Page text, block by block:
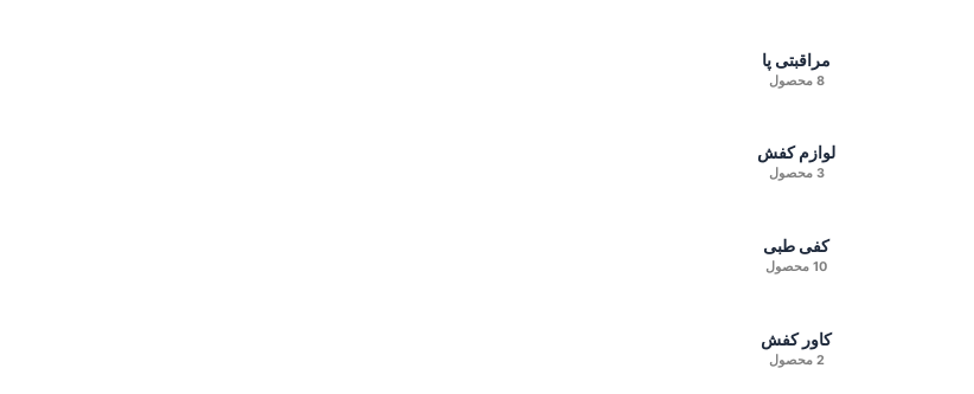
مراقبتی پا
8 محصول
لوازم کفش
3 محصول
کفی طبی
10 محصول
کاور کفش
2 محصول